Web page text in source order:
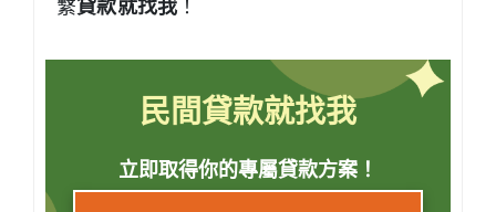
繫貸款就找我 ！
民間貸款就找我
立即取得你的專屬貸款方案！